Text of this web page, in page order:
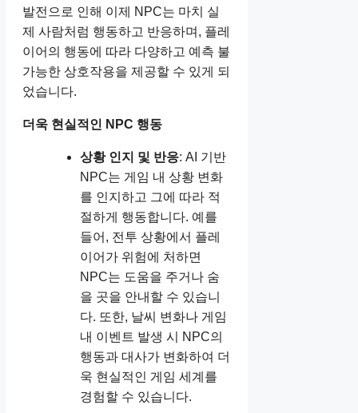
발전으로 인해 이제 NPC는 마치 실
제 사람처럼 행동하고 반응하며, 플레
이어의 행동에 따라 다양하고 예측 불
가능한 상호작용을 제공할 수 있게 되
었습니다.
더욱 현실적인 NPC 행동
상황 인지 및 반응: AI 기반
NPC는 게임 내 상황 변화
를 인지하고 그에 따라 적
절하게 행동합니다. 예를
들어, 전투 상황에서 플레
이어가 위험에 처하면
NPC는 도움을 주거나 숨
을 곳을 안내할 수 있습니
다. 또한, 날씨 변화나 게임
내 이벤트 발생 시 NPC의
행동과 대사가 변화하여 더
욱 현실적인 게임 세계를
경험할 수 있습니다.